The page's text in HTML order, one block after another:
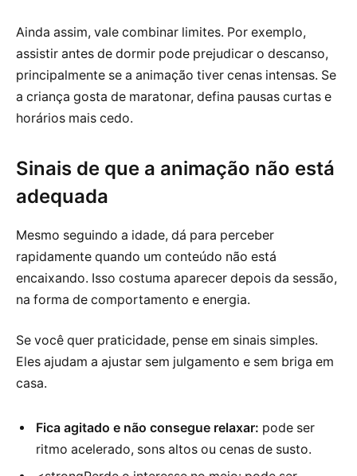
Ainda assim, vale combinar limites. Por exemplo,
assistir antes de dormir pode prejudicar o descanso,
principalmente se a animação tiver cenas intensas. Se
a criança gosta de maratonar, defina pausas curtas e
horários mais cedo.
Sinais de que a animação não está
adequada
Mesmo seguindo a idade, dá para perceber
rapidamente quando um conteúdo não está
encaixando. Isso costuma aparecer depois da sessão,
na forma de comportamento e energia.
Se você quer praticidade, pense em sinais simples.
Eles ajudam a ajustar sem julgamento e sem briga em
casa.
Fica agitado e não consegue relaxar: pode ser
ritmo acelerado, sons altos ou cenas de susto.